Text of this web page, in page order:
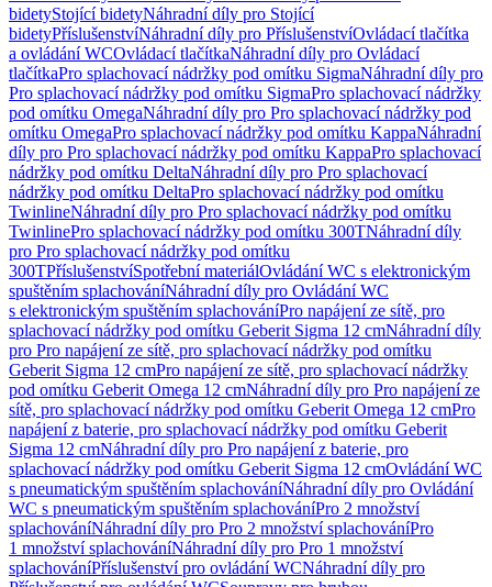
bidetyStojící bidetyNáhradní díly pro Stojící
bidetyPříslušenstvíNáhradní díly pro PříslušenstvíOvládací tlačítka
a ovládání WCOvládací tlačítkaNáhradní díly pro Ovládací
tlačítkaPro splachovací nádržky pod omítku SigmaNáhradní díly pro
Pro splachovací nádržky pod omítku SigmaPro splachovací nádržky
pod omítku OmegaNáhradní díly pro Pro splachovací nádržky pod
omítku OmegaPro splachovací nádržky pod omítku KappaNáhradní
díly pro Pro splachovací nádržky pod omítku KappaPro splachovací
nádržky pod omítku DeltaNáhradní díly pro Pro splachovací
nádržky pod omítku DeltaPro splachovací nádržky pod omítku
TwinlineNáhradní díly pro Pro splachovací nádržky pod omítku
TwinlinePro splachovací nádržky pod omítku 300TNáhradní díly
pro Pro splachovací nádržky pod omítku
300TPříslušenstvíSpotřební materiálOvládání WC s elektronickým
spuštěním splachováníNáhradní díly pro Ovládání WC
s elektronickým spuštěním splachováníPro napájení ze sítě, pro
splachovací nádržky pod omítku Geberit Sigma 12 cmNáhradní díly
pro Pro napájení ze sítě, pro splachovací nádržky pod omítku
Geberit Sigma 12 cmPro napájení ze sítě, pro splachovací nádržky
pod omítku Geberit Omega 12 cmNáhradní díly pro Pro napájení ze
sítě, pro splachovací nádržky pod omítku Geberit Omega 12 cmPro
napájení z baterie, pro splachovací nádržky pod omítku Geberit
Sigma 12 cmNáhradní díly pro Pro napájení z baterie, pro
splachovací nádržky pod omítku Geberit Sigma 12 cmOvládání WC
s pneumatickým spuštěním splachováníNáhradní díly pro Ovládání
WC s pneumatickým spuštěním splachováníPro 2 množství
splachováníNáhradní díly pro Pro 2 množství splachováníPro
1 množství splachováníNáhradní díly pro Pro 1 množství
splachováníPříslušenství pro ovládání WCNáhradní díly pro